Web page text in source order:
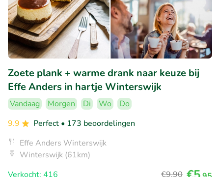
Zoete plank + warme drank naar keuze bij
Effe Anders in hartje Winterswijk
Vandaag Morgen Di Wo
Do
9.9
Perfect • 173 beoordelingen
Effe Anders Winterswijk
Winterswijk (61km)
Verkocht: 416
€9,90